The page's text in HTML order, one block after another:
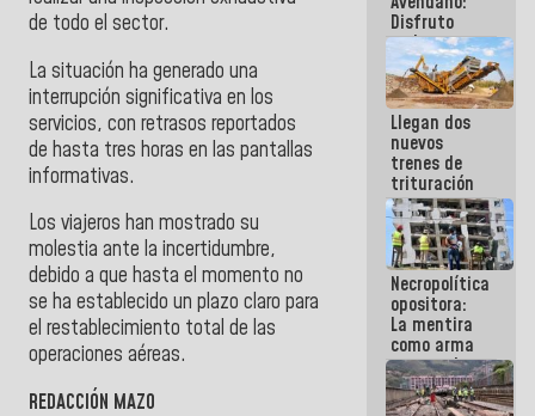
de todo el sector.
La situación ha generado una
interrupción significativa en los
servicios, con retrasos reportados
de hasta tres horas en las pantallas
informativas.
Los viajeros han mostrado su
molestia ante la incertidumbre,
debido a que hasta el momento no
se ha establecido un plazo claro para
el restablecimiento total de las
operaciones aéreas.
REDACCIÓN MAZO
Disfruto
cada vez
que escribes
porque lo
que haces
es
embarrarla
Llegan dos
nuevos
trenes de
trituración
para
optimizar
manejo de
escombros
en La Guaira
Necropolítica
opositora:
La mentira
como arma
contra el
Pueblo